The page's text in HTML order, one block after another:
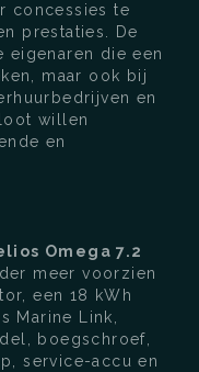
concessies te
prestaties. De
die een
maar ook bij
en
willen
en
Omega 7.2
meer voorzien
een 18 kWh
Marine Link,
boegschroef,
service-accu en